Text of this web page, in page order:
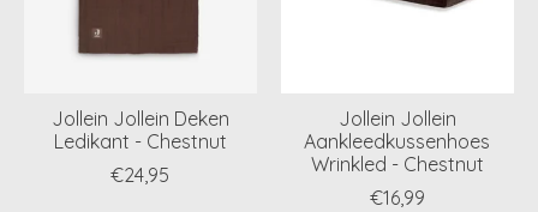
Jollein Jollein Deken
Ledikant - Chestnut
€24,95
Jollein Jollein
Aankleedkussenhoes
Wrinkled - Chestnut
€16,99